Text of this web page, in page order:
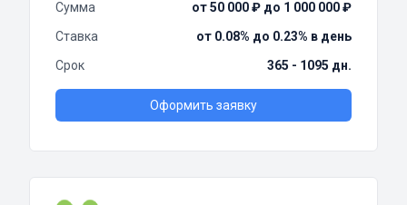
Сумма
от 50 000 ₽ до 1 000 000 ₽
Ставка
от 0.08% до 0.23% в день
Срок
365 - 1095 дн.
Оформить заявку